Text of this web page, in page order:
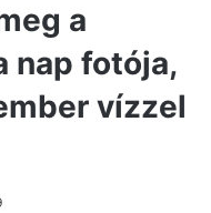
a
nap fotója,
vízzel